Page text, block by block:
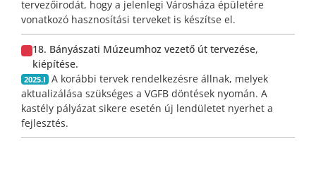
tervezőirodát, hogy a jelenlegi Városháza épületére
vonatkozó hasznosítási terveket is készítse el.
18. Bányászati Múzeumhoz vezető út tervezése,
kiépítése.
2025.I
A korábbi tervek rendelkezésre állnak, melyek
aktualizálása szükséges a VGFB döntések nyomán. A
kastély pályázat sikere esetén új lendületet nyerhet a
fejlesztés.